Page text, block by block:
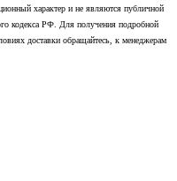
характер и не являются публичной
кодекса РФ. Для получения подробной
доставки обращайтесь, к менеджерам